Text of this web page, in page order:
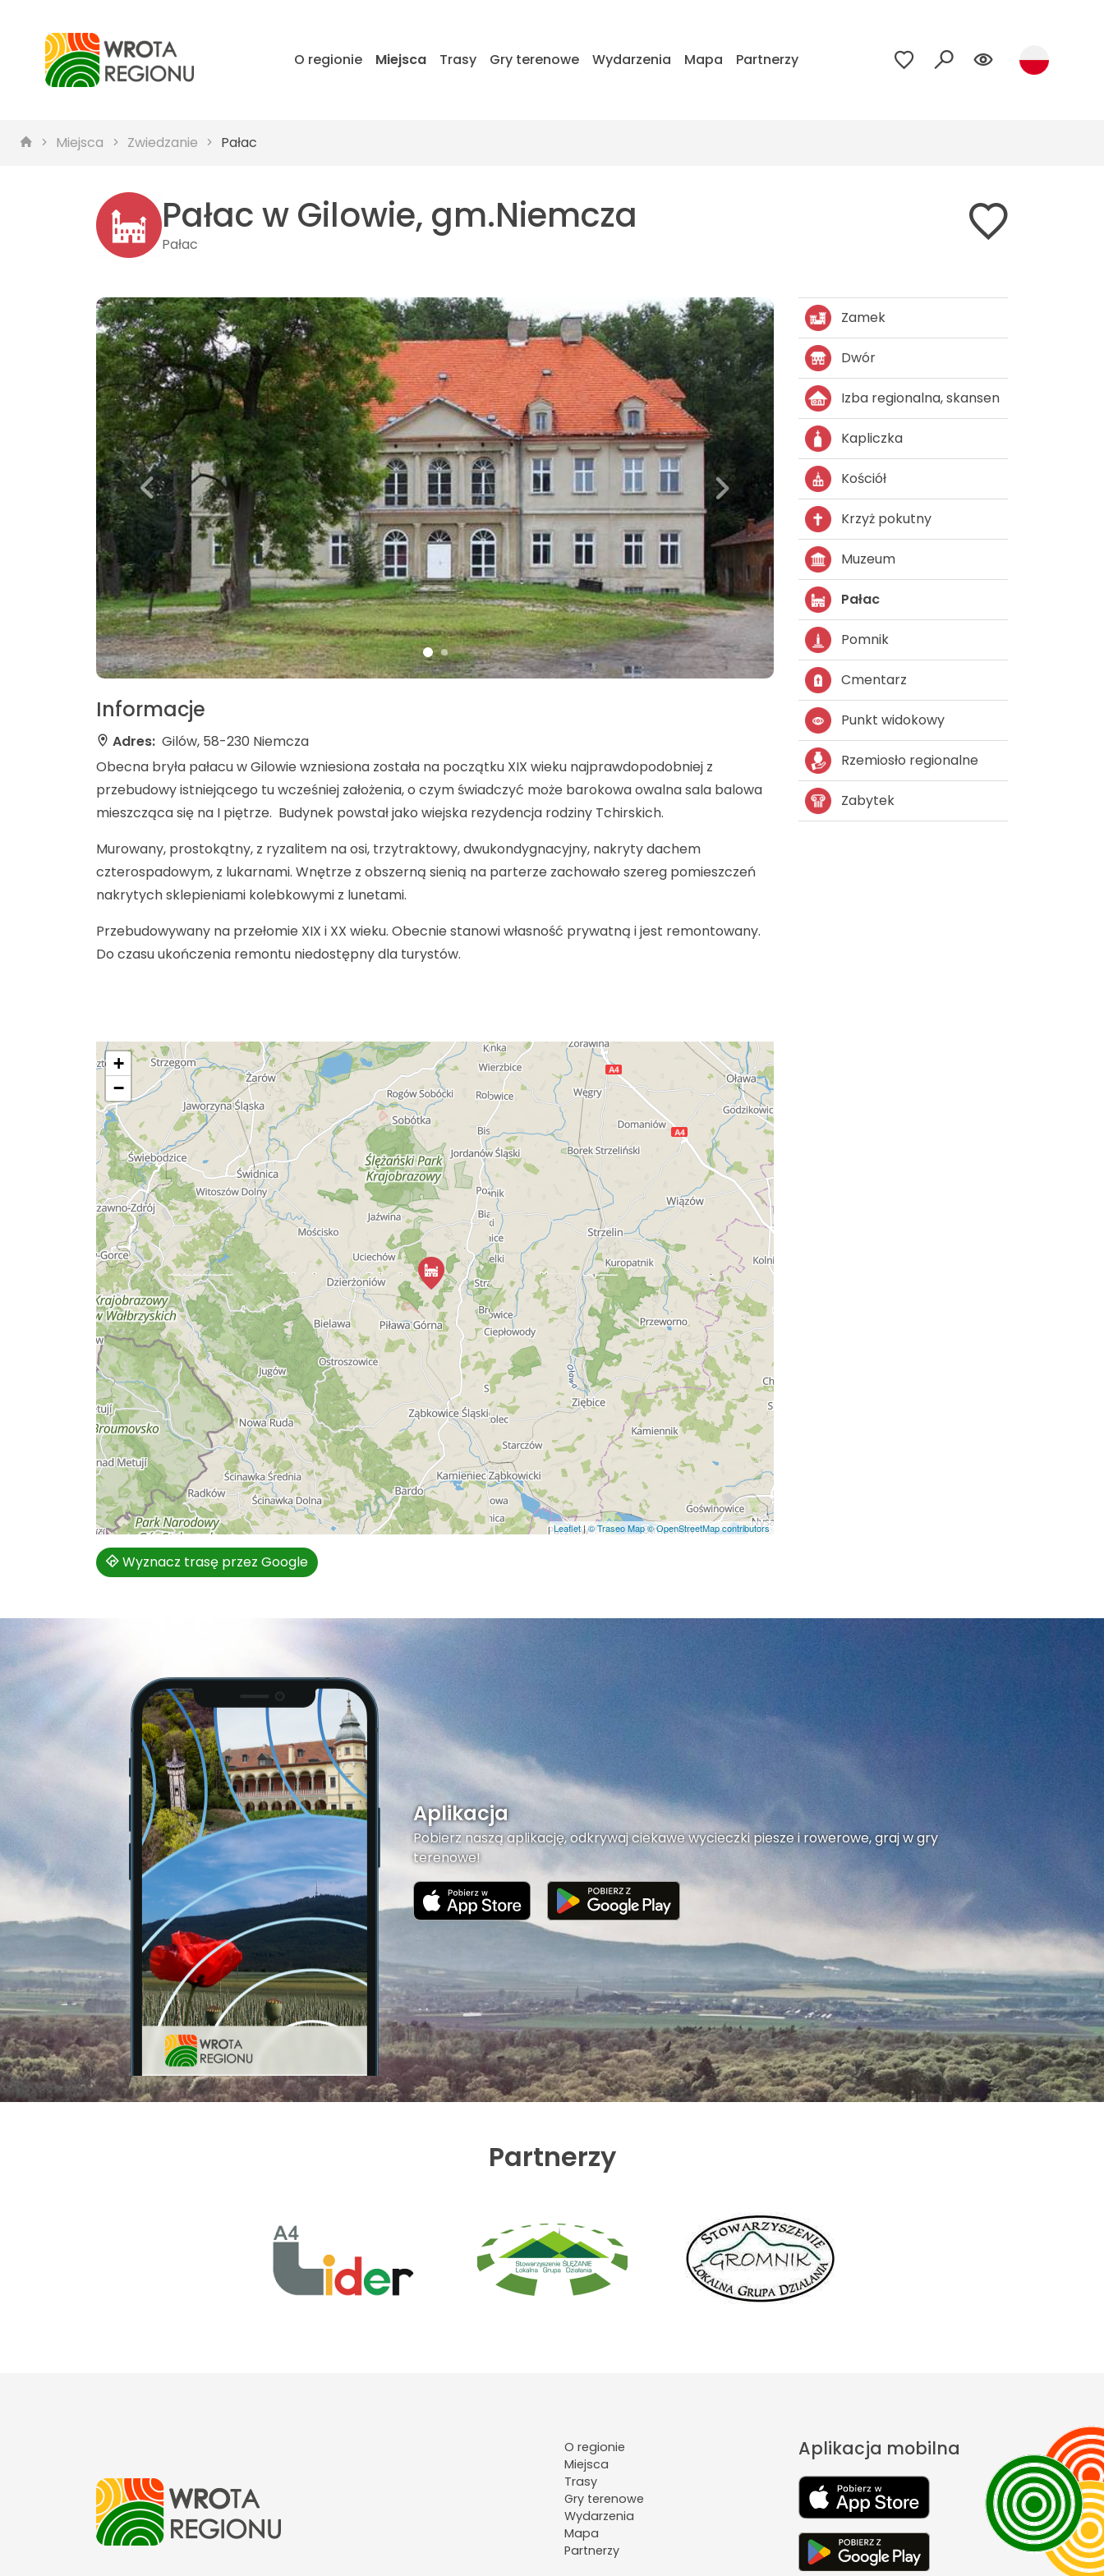
O regionie Miejsca Trasy Gry terenowe Wydarzenia Mapa Partnerzy
Miejsca Zwiedzanie Pałac
Pałac w Gilowie, gm.Niemcza
Pałac
Informacje
Adres: Gilów, 58-230 Niemcza
Obecna bryła pałacu w Gilowie wzniesiona została na początku XIX wieku najprawdopodobniej z
przebudowy istniejącego tu wcześniej założenia, o czym świadczyć może barokowa owalna sala balowa
mieszcząca się na I piętrze. Budynek powstał jako wiejska rezydencja rodziny Tchirskich.
Murowany, prostokątny, z ryzalitem na osi, trzytraktowy, dwukondygnacyjny, nakryty dachem
czterospadowym, z lukarnami. Wnętrze z obszerną sienią na parterze zachowało szereg pomieszczeń
nakrytych sklepieniami kolebkowymi z lunetami.
Przebudowywany na przełomie XIX i XX wieku. Obecnie stanowi własność prywatną i jest remontowany.
Do czasu ukończenia remontu niedostępny dla turystów.
+
−
Leaflet |© Traseo Map© OpenStreetMap contributors
Wyznacz trasę przez Google
Zamek
Dwór
Izba regionalna, skansen
Kapliczka
Kościół
Krzyż pokutny
Muzeum
Pałac
Pomnik
Cmentarz
Punkt widokowy
Rzemiosło regionalne
Zabytek
Aplikacja
Pobierz naszą aplikację, odkrywaj ciekawe wycieczki piesze i rowerowe, graj w gry
terenowe!
Partnerzy
O regionie
Miejsca
Trasy
Gry terenowe
Wydarzenia
Mapa
Partnerzy
Aplikacja mobilna